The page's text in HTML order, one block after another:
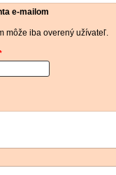
e-mailom
môže iba overený užívateľ.